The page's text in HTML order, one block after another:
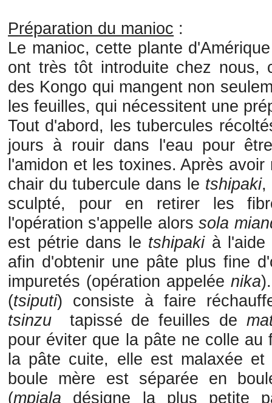
Préparation du manioc :
Le manioc, cette plante
ont très tôt introduite chez nous,
des Kongo qui mangent non
les feuilles, qui nécessitent une
Tout d'abord, les tubercules
jours à rouir dans l'eau pour
l'amidon et les toxines. Après
chair du tubercule dans le tshipaki,
sculpté, pour en retirer les
l'opération s'appelle alorssola
est pétrie dans le tshipakià l'aide
afin d'obtenir une pâte plus fine
impuretés (opération appeléenika
(tsiputi) consiste à faire
tsinzu tapissé de feuilles de
pour éviter que la pâte ne colle
la pâte cuite, elle est malaxée
boule mère est séparée en
(mpiala désigne la plus petite